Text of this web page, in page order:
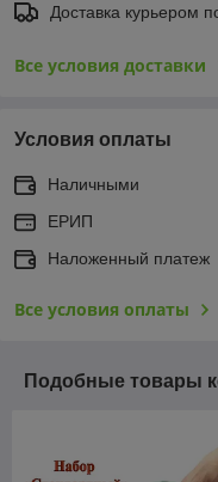
Доставка курьером
Все условия доставки
Условия оплаты
Наличными
ЕРИП
Наложенный платеж
Все условия оплаты
Подобные товары